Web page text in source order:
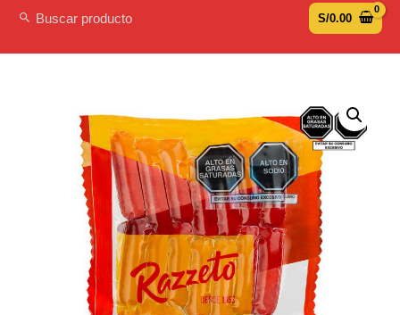
S/0.00